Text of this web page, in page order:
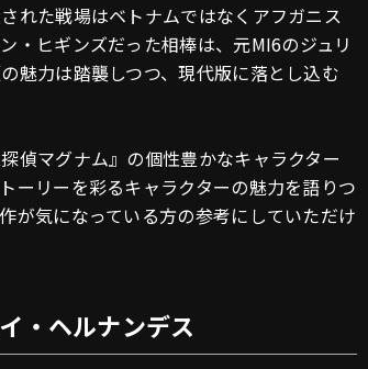
れた戦場はベトナムではなくアフガニス
・ヒギンズだった相棒は、元MI6のジュリ
魅力は踏襲しつつ、現代版に落とし込む
偵マグナム』の個性豊かなキャラクター
ーリーを彩るキャラクターの魅力を語りつ
が気になっている方の参考にしていただけ
・ヘルナンデス